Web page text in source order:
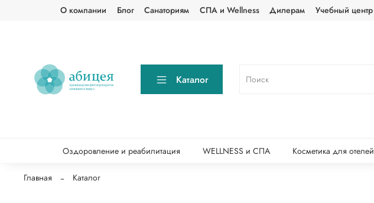
О компании Блог Санаториям СПА и Wellness Дилерам Учебный центр
Каталог
Оздоровление и реабилитация WELLNESS и СПА Косметика для отелей
Главная Каталог